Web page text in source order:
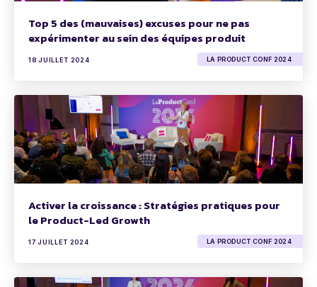
Top 5 des (mauvaises) excuses pour ne pas
expérimenter au sein des équipes produit
18 JUILLET 2024 LA PRODUCT CONF 2024
Activer la croissance : Stratégies pratiques pour
le Product-Led Growth
17 JUILLET 2024 LA PRODUCT CONF 2024